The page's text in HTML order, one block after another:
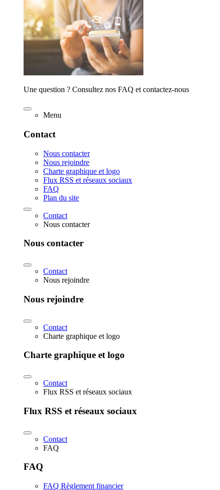
Une question ? Consultez nos FAQ et contactez-nous
Menu
Contact
Nous contacter
Nous rejoindre
Charte graphique et logo
Flux RSS et réseaux sociaux
FAQ
Plan du site
Contact
Nous contacter
Nous contacter
Contact
Nous rejoindre
Nous rejoindre
Contact
Charte graphique et logo
Charte graphique et logo
Contact
Flux RSS et réseaux sociaux
Flux RSS et réseaux sociaux
Contact
FAQ
FAQ
FAQ Règlement financier